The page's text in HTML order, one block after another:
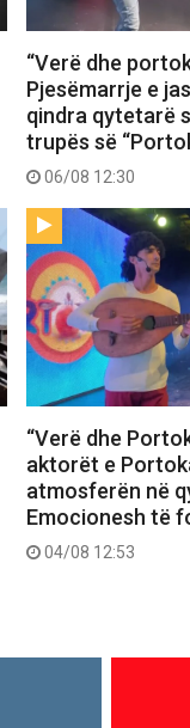
“Verë dhe
Pjesëmarrje e
qindra qytetarë
trupës së
06/08 12:30
“Verë dhe
aktorët e
atmosferën në
Emocionesh të
04/08 12:53